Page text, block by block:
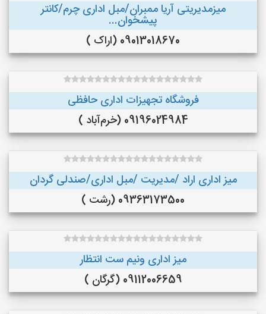
میزمدیریتی آریا ممبران/مبل اداری چرم/کانتر
پیشخوان...
09013018670 (اراک )
فروشگاه تجهیزات اداری حافظی
09196024984 (خرم‌آباد )
میز اداری اراد /مدیریت /مبل اداری/صندلی گردان
09363173500 (رشت )
میز اداری ونیم ست انتظار
09112006659 (گرگان )